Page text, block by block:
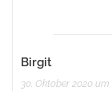
Birgit
30. Oktober 2020 um